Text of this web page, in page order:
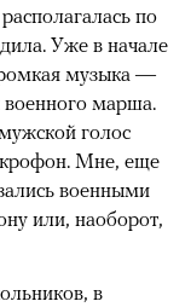
по
Уже в начале
музыка —
военного марша.
голос
Мне, еще
военными
или, наоборот,
в